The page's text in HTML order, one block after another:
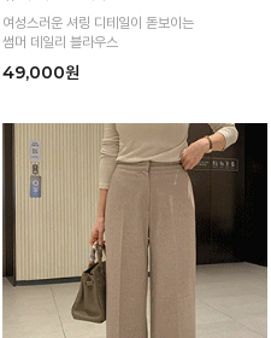
여성스러운 셔링 디테일이 돋보이는
썸머 데일리 블라우스
49,000원